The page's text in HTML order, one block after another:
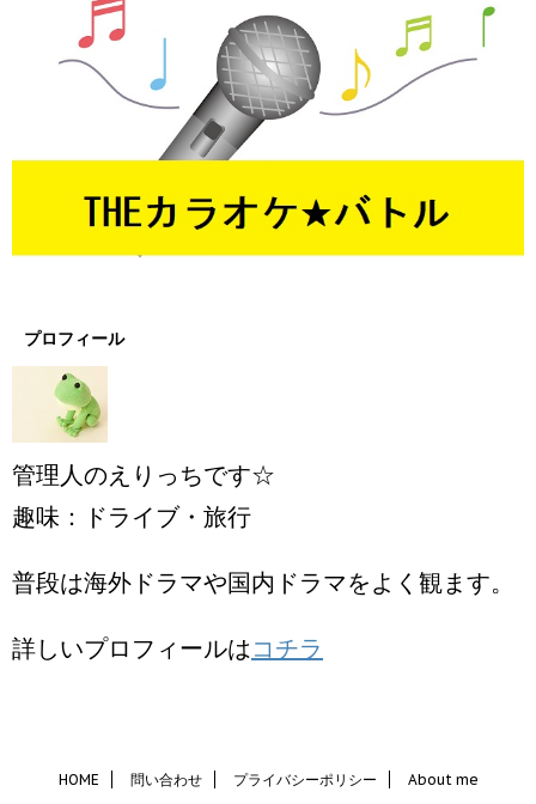
プロフィール
管理人のえりっちです☆
趣味：ドライブ・旅行
普段は海外ドラマや国内ドラマをよく観ます。
詳しいプロフィールはコチラ
HOME 問い合わせ プライバシーポリシー About me